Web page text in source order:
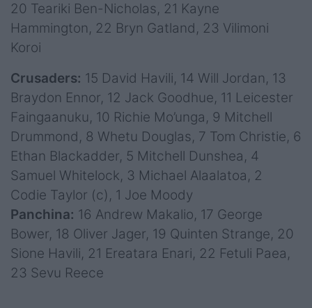
20 Teariki Ben-Nicholas, 21 Kayne
Hammington, 22 Bryn Gatland, 23 Vilimoni
Koroi
Crusaders: 15 David Havili, 14 Will Jordan, 13
Braydon Ennor, 12 Jack Goodhue, 11 Leicester
Faingaanuku, 10 Richie Mo’unga, 9 Mitchell
Drummond, 8 Whetu Douglas, 7 Tom Christie, 6
Ethan Blackadder, 5 Mitchell Dunshea, 4
Samuel Whitelock, 3 Michael Alaalatoa, 2
Codie Taylor (c), 1 Joe Moody
Panchina: 16 Andrew Makalio, 17 George
Bower, 18 Oliver Jager, 19 Quinten Strange, 20
Sione Havili, 21 Ereatara Enari, 22 Fetuli Paea,
23 Sevu Reece